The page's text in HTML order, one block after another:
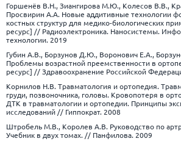
Горшенёв В.Н., Зиангирова М.Ю., Колесов В.В.,
Просвирин А.А. Новые аддитивные технологии
костных структур для медико-биологических
ресурс] // Радиоэлектроника. Наносистемы.
технологии. 2019
Губин А.В., Борзунов Д.Ю., Воронович Е.А.,
Проблемы возрастной преемственности в
ресурс] // Здравоохранение Российской
Корнилов Н.В. Травматология и ортопедия.
груди, позвоночника, головы. Кровопотеря в
ДТК в травматологии и ортопедии. Принципы
исследований // Гиппократ. 2008
Штробель М.В., Королев А.В. Руководство по
Учебник в двух томах. // Панфилова. 2009